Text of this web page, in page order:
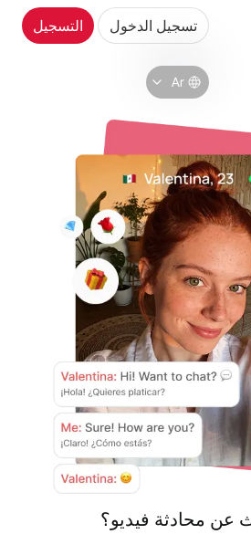
Ar
تسجيل الدخول التسجيل
عن محادثة فيديو؟